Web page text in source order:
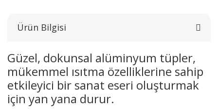
Ürün Bilgisi
Güzel, dokunsal alüminyum tüpler,
mükemmel ısıtma özelliklerine sahip
etkileyici bir sanat eseri oluşturmak
için yan yana durur.